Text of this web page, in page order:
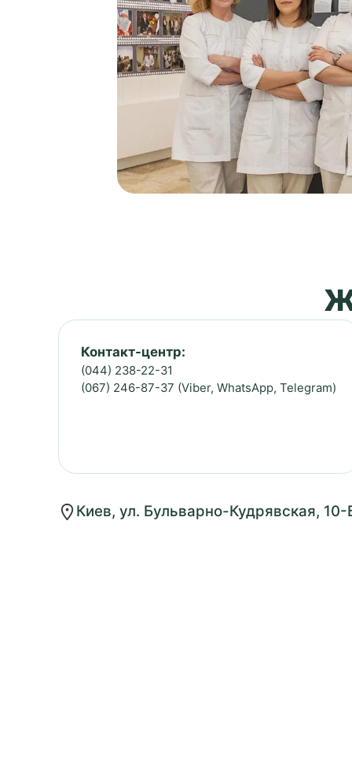
Контакт-центр:
(044) 238-22-31
(067) 246-87-37 (Viber, WhatsApp, Telegram)
Киев, ул. Бульварно-Кудрявская, 10-